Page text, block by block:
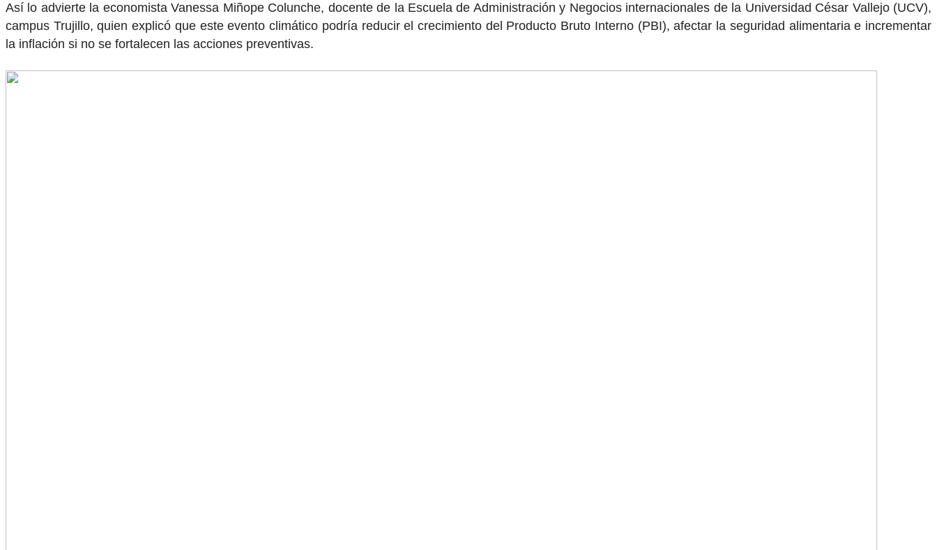
Así lo advierte la economista Vanessa Miñope Colunche, docente de la Escuela de Administración y Negocios internacionales de la Universidad César Vallejo (UCV),
campus Trujillo, quien explicó que este evento climático podría reducir el crecimiento del Producto Bruto Interno (PBI), afectar la seguridad alimentaria e incrementar
la inflación si no se fortalecen las acciones preventivas.